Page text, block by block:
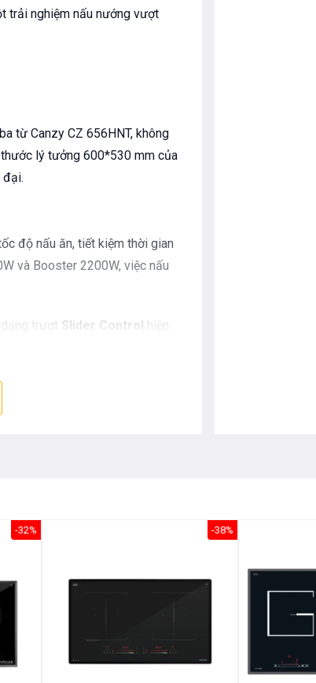
trải nghiệm nấu nướng vượt
từ Canzy CZ 656HNT, không
lý tưởng 600*530 mm của
đại.
độ nấu ăn, tiết kiệm thời gian
và Booster 2200W, việc nấu
trượt Slider Control hiện
là tính năng tạm dừng vaf
-32% -38%